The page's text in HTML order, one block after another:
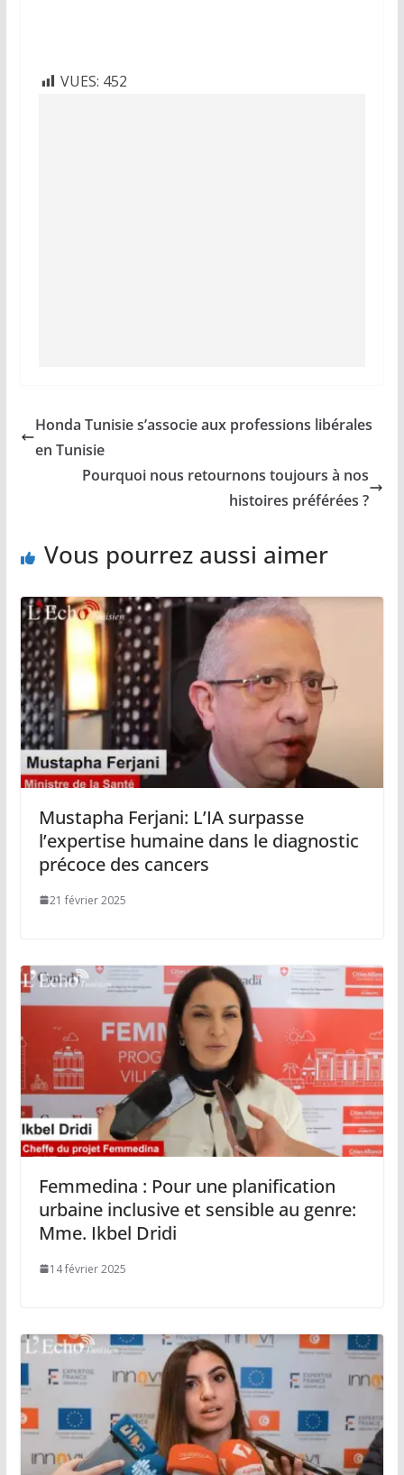
VUES: 452
Honda Tunisie s’associe aux professions libérales
en Tunisie
Pourquoi nous retournons toujours à nos
histoires préférées ?
Vous pourrez aussi aimer
Mustapha Ferjani: L’IA surpasse
l’expertise humaine dans le diagnostic
précoce des cancers
21 février 2025
Femmedina : Pour une planification
urbaine inclusive et sensible au genre:
Mme. Ikbel Dridi
14 février 2025